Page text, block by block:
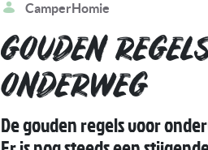
CamperHomie
GOUDEN
ONDERWEG
De gouden regels voor